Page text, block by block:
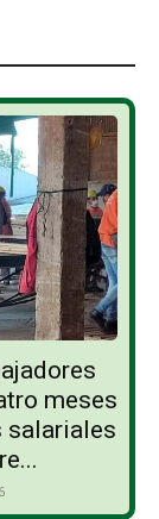
meses
salariales